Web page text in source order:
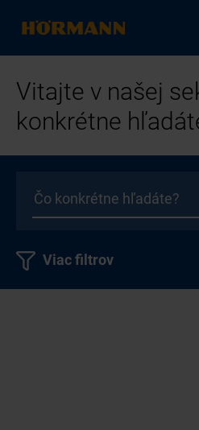
Vitajte v našej
konkrétne
Viac filtrov